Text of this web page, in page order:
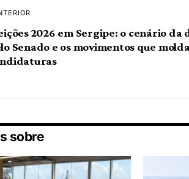
2026 em Sergipe: o cenário da
Senado e os movimentos que
sobre